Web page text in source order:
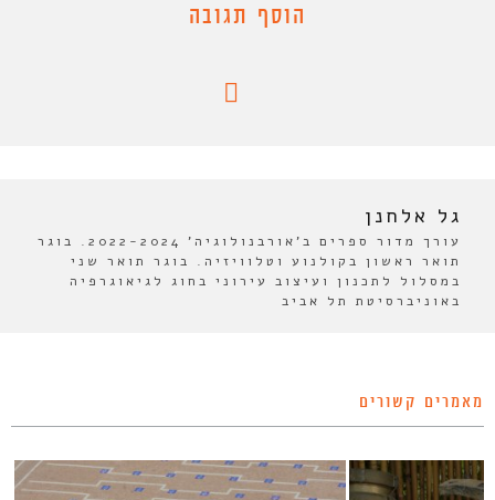
הוסף תגובה
גל אלחנן
עורך מדור ספרים ב'אורבנולוגיה' 2022-2024. בוגר
תואר ראשון בקולנוע וטלוויזיה. בוגר תואר שני
במסלול לתכנון ועיצוב עירוני בחוג לגיאוגרפיה
באוניברסיטת תל אביב
מאמרים קשורים